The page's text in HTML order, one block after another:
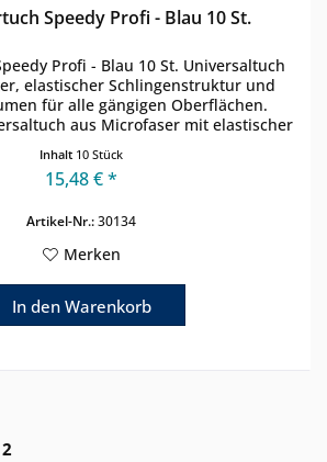
Speedy Profi - Blau 10 St.
Profi - Blau 10 St. Universaltuch
elastischer Schlingenstruktur und
für alle gängigen Oberflächen.
aus Microfaser mit elastischer
Inhalt 10 Stück
15,48 € *
Artikel-Nr.:30134
Merken
In den Warenkorb
2